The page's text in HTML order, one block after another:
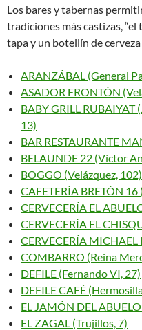
Los bares y tabernas
tradiciones más castizas,
tapa y un botellín de
ARANZÁBAL (General
ASADOR FRONTÓN
BABY GRILL RUBAIYAT
13)
BAR RESTAURANTE
BELAUNDE 22 (Víctor
BOGGO (Velázquez, 102)
CAFETERÍA BRETÓN
CERVECERÍA EL
CERVECERÍA EL
CERVECERÍA MICHAEL
COMBARRO (Reina
DEFILE (Fernando VI, 27)
DEFILE CAFÉ
EL JAMÓN DEL
EL ZAGAL (Trujillos, 7)